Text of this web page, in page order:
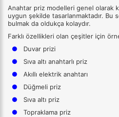
Anahtar priz modelleri genel olarak
uygun şekilde tasarlanmaktadır. Bu
bulmak da oldukça kolaydır.
Farklı özellikleri olan çeşitler için
● Duvar prizi
●
Sıva altı anahtarlı priz
●
Akıllı elektrik anahtarı
●
Düğmeli priz
●
Sıva altı priz
●
Topraklama priz